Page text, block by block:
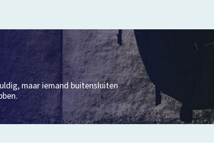
maar iemand buitensluiten